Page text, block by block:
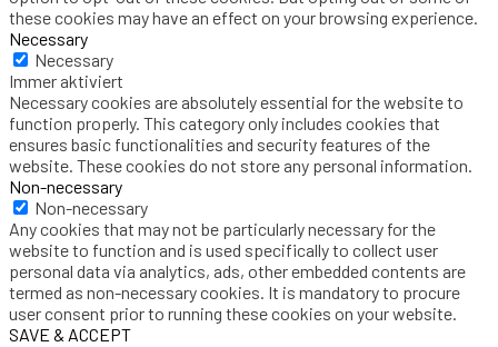
these cookies may have an effect on your browsing experience.
Necessary
Necessary
Immer aktiviert
Necessary cookies are absolutely essential for the website to
function properly. This category only includes cookies that
ensures basic functionalities and security features of the
website. These cookies do not store any personal information.
Non-necessary
Non-necessary
Any cookies that may not be particularly necessary for the
website to function and is used specifically to collect user
personal data via analytics, ads, other embedded contents are
termed as non-necessary cookies. It is mandatory to procure
user consent prior to running these cookies on your website.
SAVE & ACCEPT